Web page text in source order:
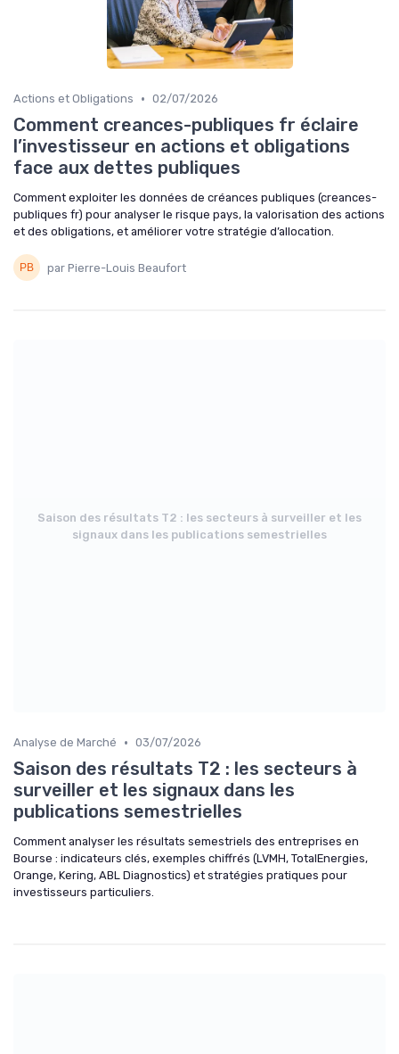
Actions et Obligations • 02/07/2026
Comment creances-publiques fr éclaire
l’investisseur en actions et obligations
face aux dettes publiques
Comment exploiter les données de créances publiques (creances-
publiques fr) pour analyser le risque pays, la valorisation des actions
et des obligations, et améliorer votre stratégie d’allocation.
par Pierre-Louis Beaufort
Saison des résultats T2 : les secteurs à surveiller et les
signaux dans les publications semestrielles
Analyse de Marché • 03/07/2026
Saison des résultats T2 : les secteurs à
surveiller et les signaux dans les
publications semestrielles
Comment analyser les résultats semestriels des entreprises en
Bourse : indicateurs clés, exemples chiffrés (LVMH, TotalEnergies,
Orange, Kering, ABL Diagnostics) et stratégies pratiques pour
investisseurs particuliers.